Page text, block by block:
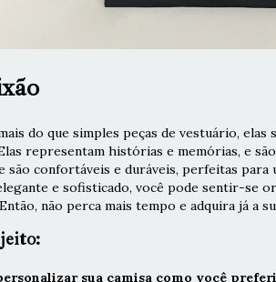
do que simples peças de vestuário, elas
representam histórias e memórias, e
são confortáveis e duráveis, perfeitas
e sofisticado, você pode sentir-se
não perca mais tempo e adquira já a
sua camisa como você